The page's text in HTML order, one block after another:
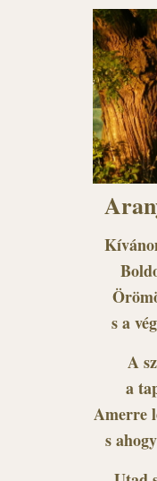
s a
A
a
Amerre
s